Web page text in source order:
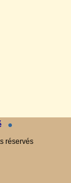
réservés